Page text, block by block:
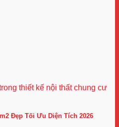
Đẹp Tối Ưu Diện Tích 2026